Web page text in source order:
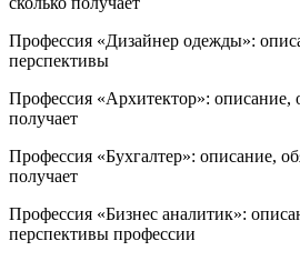
Профессия «Дизайнер одежды»:
перспективы
Профессия «Архитектор»: описание,
получает
Профессия «Бухгалтер»: описание,
получает
Профессия «Бизнес аналитик»:
перспективы профессии